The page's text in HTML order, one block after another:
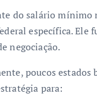
do salário mínimo
específica. Ele
negociação.
poucos estados
para: